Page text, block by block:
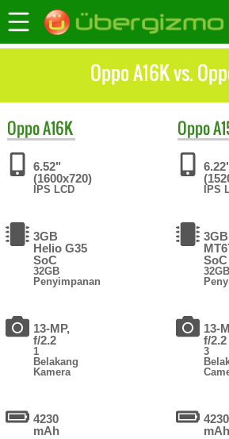
Oppo A16K vs.
OppoA16K
6.52"
(1600x720)
IPS LCD
3GB
Helio G35
SoC
32GB
Penyimpanan
13-MP,
f/2.2
1
Belakang
Kamera
4230
mAh
Oppo
IPS
3GB
SoC
32GB
13-
f/2.2
3
4230
mAh